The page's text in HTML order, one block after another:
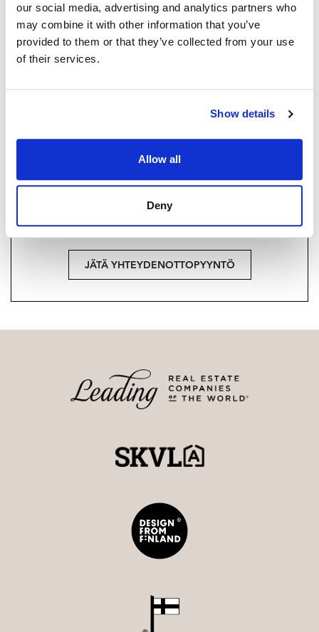
our social media, advertising and analytics partners who
may combine it with other information that you’ve
provided to them or that they’ve collected from your use
of their services.
Show details
Allow all
Deny
MAARIT RITARI
Ylempi kiinteistönvälittäjä YKV, LKV, MJD
Haluatko lisätietoja?
Ota yhteyttä, tai jätä yhteystietosi.
JÄTÄ YHTEYDENOTTOPYYNTÖ